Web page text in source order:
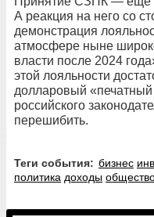
А реакция на него со
демонстрация
атмосфере ныне
власти после 2024
этой лояльности
долларовый
российского
перешибить.
Теги события: бизнес
политика доходы